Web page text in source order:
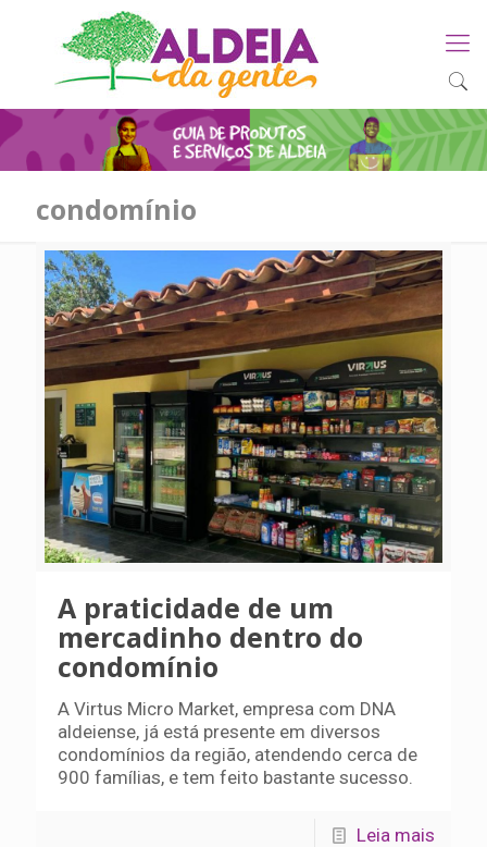
condomínio
A praticidade de um
mercadinho dentro do
condomínio
A Virtus Micro Market, empresa com DNA
aldeiense, já está presente em diversos
condomínios da região, atendendo cerca de
900 famílias, e tem feito bastante sucesso.
Leia mais